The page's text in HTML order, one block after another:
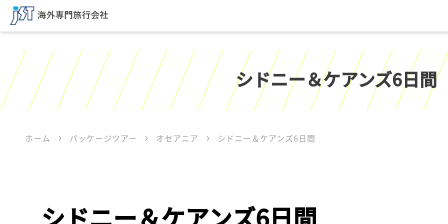
シドニー＆ケアンズ6日間
ホーム パッケージツアー オセアニア シドニー＆ケアンズ6日間
シドニー＆ケアンズ6日間